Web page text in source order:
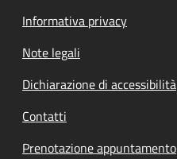
Informativa privacy
Note legali
Dichiarazione di accessibilità
Contatti
Prenotazione appuntamento